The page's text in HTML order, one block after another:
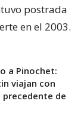
postrada
en el 2003.
a Pinochet:
viajan con
de